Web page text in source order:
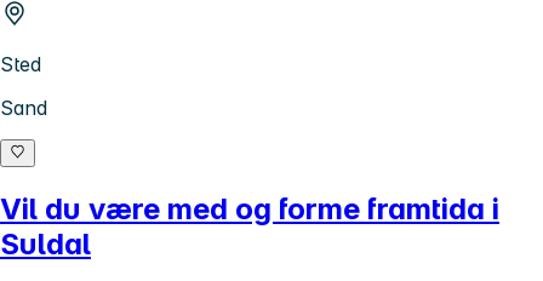
Sted
Sand
Vil du være med og forme framtida i
Suldal